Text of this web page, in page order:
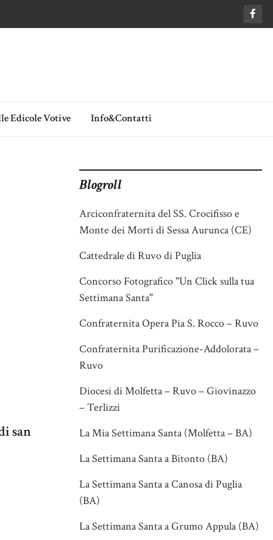
Edicole Votive Info&Contatti
san
Blogroll
Arciconfraternita del SS. Crocifisso e
Monte dei Morti di Sessa Aurunca (CE)
Cattedrale di Ruvo di Puglia
Concorso Fotografico "Un Click sulla tua
Settimana Santa"
Confraternita Opera Pia S. Rocco – Ruvo
Confraternita Purificazione-Addolorata –
Ruvo
Diocesi di Molfetta – Ruvo – Giovinazzo
– Terlizzi
La Mia Settimana Santa (Molfetta – BA)
La Settimana Santa a Bitonto (BA)
La Settimana Santa a Canosa di Puglia
(BA)
La Settimana Santa a Grumo Appula (BA)